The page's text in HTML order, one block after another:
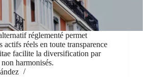
réglementé permet
actifs réels en toute transparence
facilite la diversification par
harmonisés.